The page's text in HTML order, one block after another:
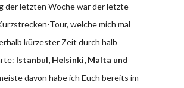
der letzten Woche war der letzte
Tour, welche mich mal
kürzester Zeit durch halb
Istanbul, Helsinki, Malta und
davon habe ich Euch bereits im